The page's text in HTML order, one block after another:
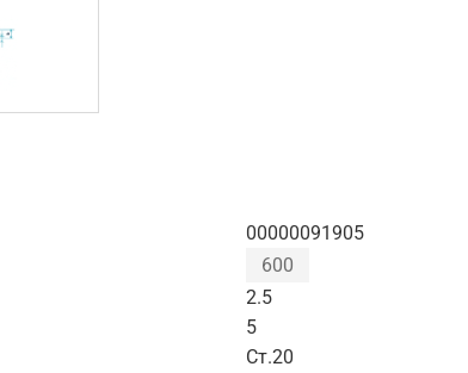
00000091905
600
2.5
5
Ст.20